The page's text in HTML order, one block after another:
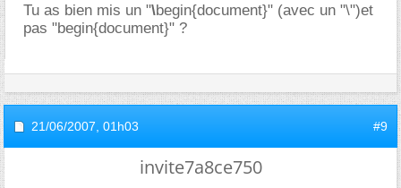
Tu as bien mis un "\begin{document}" (avec un "\")et
pas "begin{document}" ?
21/06/2007, 01h03 #9
invite7a8ce750